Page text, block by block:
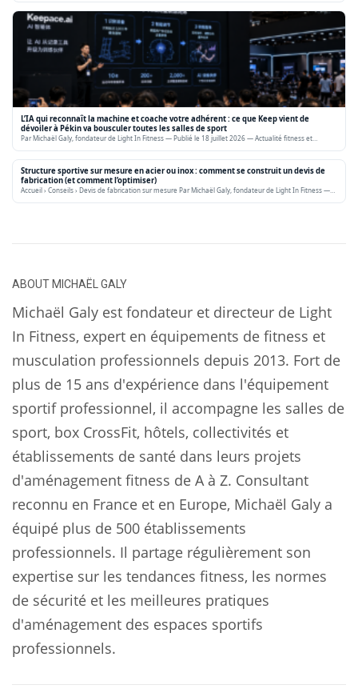
L’IA qui reconnaît la machine et coache votre adhérent : ce que Keep vient de
dévoiler à Pékin va bousculer toutes les salles de sport
Par Michaël Galy, fondateur de Light In Fitness — Publié le 18 juillet 2026 — Actualité fitness et…
Structure sportive sur mesure en acier ou inox : comment se construit un devis de
fabrication (et comment l’optimiser)
Accueil › Conseils › Devis de fabrication sur mesure Par Michaël Galy, fondateur de Light In Fitness —…
ABOUT MICHAËL GALY
Michaël Galy est fondateur et directeur de Light
In Fitness, expert en équipements de fitness et
musculation professionnels depuis 2013. Fort de
plus de 15 ans d'expérience dans l'équipement
sportif professionnel, il accompagne les salles de
sport, box CrossFit, hôtels, collectivités et
établissements de santé dans leurs projets
d'aménagement fitness de A à Z. Consultant
reconnu en France et en Europe, Michaël Galy a
équipé plus de 500 établissements
professionnels. Il partage régulièrement son
expertise sur les tendances fitness, les normes
de sécurité et les meilleures pratiques
d'aménagement des espaces sportifs
professionnels.